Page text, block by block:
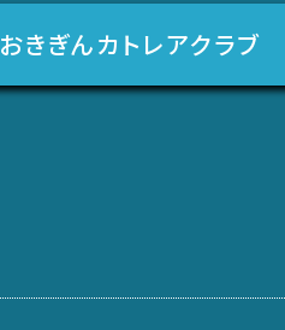
おきぎんカトレアクラブ